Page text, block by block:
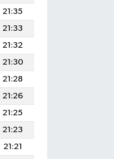
21:35
21:33
21:32
21:30
21:28
21:26
21:25
21:23
21:21